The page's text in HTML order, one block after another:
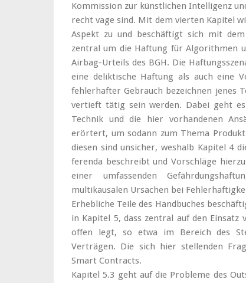
Kommission zur künstlichen Intelligenz
recht vage sind. Mit dem vierten Kapitel
Aspekt zu und beschäftigt sich mit
zentral um die Haftung für Algorithmen
Airbag-Urteils des BGH. Die
eine deliktische Haftung als auch eine
fehlerhafter Gebrauch bezeichnen jenes
vertieft tätig sein werden. Dabei geht
Technik und die hier vorhandenen
erörtert, um sodann zum Thema
diesen sind unsicher, weshalb Kapitel 4
ferenda beschreibt und Vorschläge
einer umfassenden
multikausalen Ursachen bei
Erhebliche Teile des Handbuches
in Kapitel 5, dass zentral auf den Einsatz
offen legt, so etwa im Bereich des
Verträgen. Die sich hier stellenden
Smart Contracts.
Kapitel 5.3 geht auf die Probleme des